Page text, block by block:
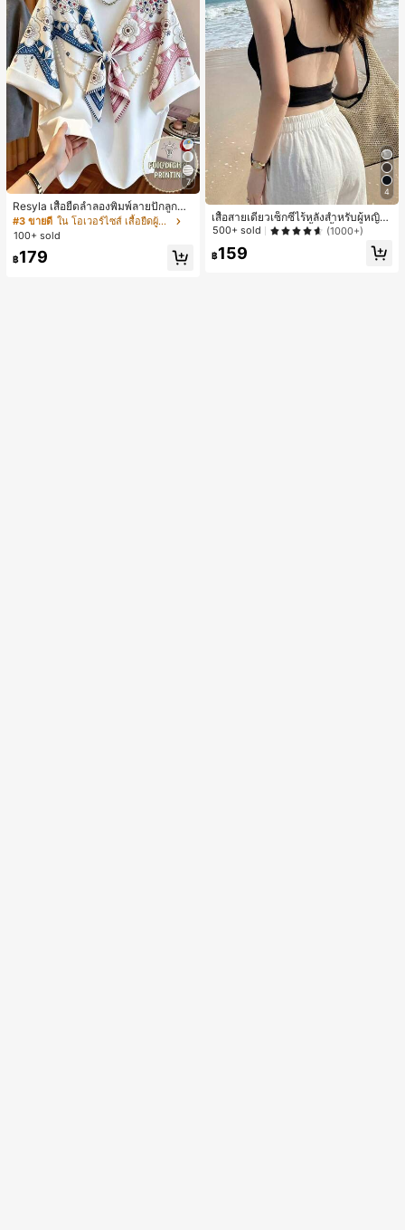
7
Resyla เสื้อยืดลำลองพิมพ์ลายปักลูกปัด
รูปโบว์ขนาดใหญ่สำหรับผู้หญิง
#3 ขายดี
ใน โอเวอร์ไซส์ เสื้อยืดผู้หญิง
100+ sold
฿179
4
เสื้อสายเดี่ยวเซ็กซี่ไร้หลังสำหรับผู้หญิง
พร้อมบราแบบมีฟองน้ำ, เสื้อกล้ามแขน
500+ sold (1000+)
฿159